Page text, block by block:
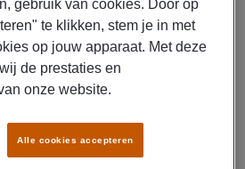
maand
gebruik van cookies. Door op
te klikken, stem je in met
op jouw apparaat. Met deze
de prestaties en
onze website.
Alle cookies accepteren